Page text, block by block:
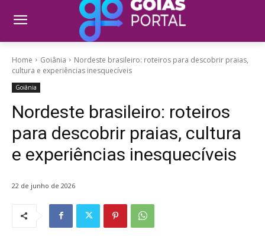
Home Goiânia
Nordeste brasileiro: roteiros para descobrir praias,
cultura e experiências inesquecíveis
Goiânia
Nordeste brasileiro: roteiros
para descobrir praias, cultura
e experiências inesquecíveis
22 de junho de 2026